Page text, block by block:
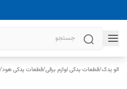
الو یدک/قطعات یدکی لوازم برقی/قطعات یدکی هود/